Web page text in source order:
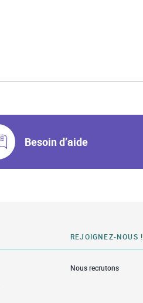
Besoin d’aide
REJOIGNEZ-NOUS !
Nous recrutons